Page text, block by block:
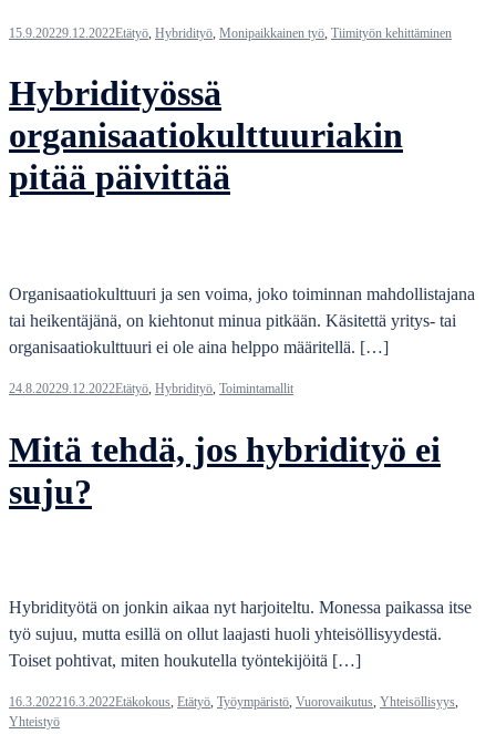
15.9.20229.12.2022Etätyö, Hybridityö, Monipaikkainen työ, Tiimityön kehittäminen
Hybridityössä
organisaatiokulttuuriakin
pitää päivittää
Organisaatiokulttuuri ja sen voima, joko toiminnan mahdollistajana
tai heikentäjänä, on kiehtonut minua pitkään. Käsitettä yritys- tai
organisaatiokulttuuri ei ole aina helppo määritellä. […]
24.8.20229.12.2022Etätyö, Hybridityö, Toimintamallit
Mitä tehdä, jos hybridityö ei
suju?
Hybridityötä on jonkin aikaa nyt harjoiteltu. Monessa paikassa itse
työ sujuu, mutta esillä on ollut laajasti huoli yhteisöllisyydestä.
Toiset pohtivat, miten houkutella työntekijöitä […]
16.3.202216.3.2022Etäkokous, Etätyö, Työympäristö, Vuorovaikutus, Yhteisöllisyys,
Yhteistyö